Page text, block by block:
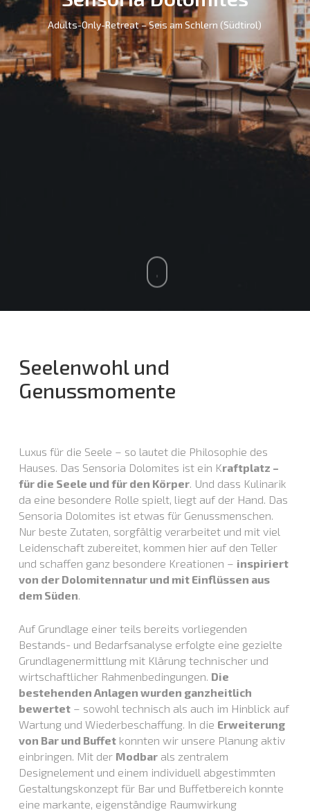
Adults-Only-Retreat – Seis am Schlern (Südtirol)
Seelenwohl und
Genussmomente
Luxus für die Seele – so lautet die Philosophie des
Hauses. Das Sensoria Dolomites ist ein Kraftplatz –
für die Seele und für den Körper. Und dass Kulinarik
da eine besondere Rolle spielt, liegt auf der Hand. Das
Sensoria Dolomites ist etwas für Genussmenschen.
Nur beste Zutaten, sorgfältig verarbeitet und mit viel
Leidenschaft zubereitet, kommen hier auf den Teller
und schaffen ganz besondere Kreationen – inspiriert
von der Dolomitennatur und mit Einflüssen aus
dem Süden.
Auf Grundlage einer teils bereits vorliegenden
Bestands- und Bedarfsanalyse erfolgte eine gezielte
Grundlagenermittlung mit Klärung technischer und
wirtschaftlicher Rahmenbedingungen. Die
bestehenden Anlagen wurden ganzheitlich
bewertet– sowohl technisch als auch im Hinblick auf
Wartung und Wiederbeschaffung. In die Erweiterung
von Bar und Buffetkonnten wir unsere Planung aktiv
einbringen. Mit der Modbarals zentralem
Designelement und einem individuell abgestimmten
Gestaltungskonzept für Bar und Buffetbereich konnte
eine markante, eigenständige Raumwirkung